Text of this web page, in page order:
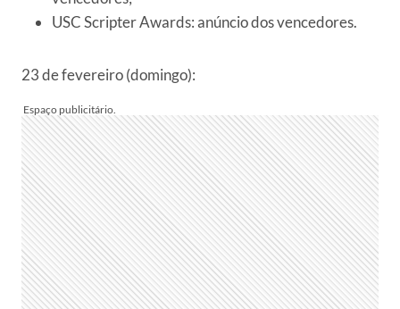
USC Scripter Awards: anúncio dos vencedores.
23 de fevereiro (domingo):